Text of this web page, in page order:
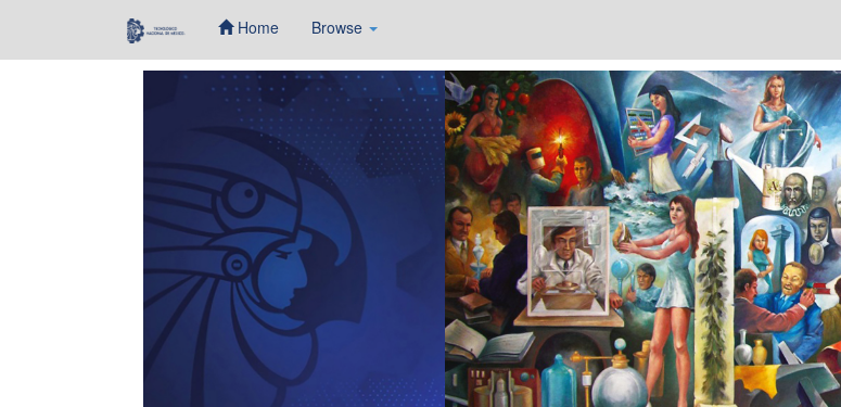
Home Browse